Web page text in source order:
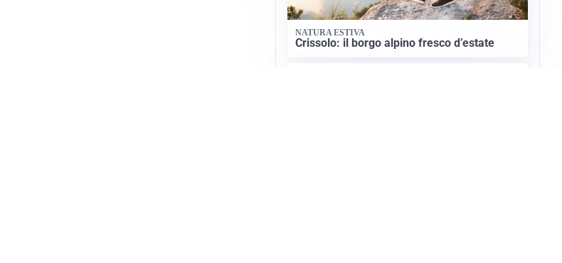
NATURA ESTIVA
Crissolo: il borgo alpino fresco d’estate